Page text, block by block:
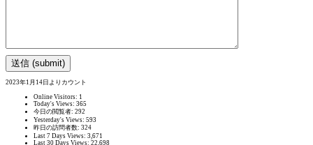
2023年1月14日よりカウント
Online Visitors: 1
Today's Views: 365
今日の閲覧者: 292
Yesterday's Views: 593
昨日の訪問者数: 324
Last 7 Days Views: 3,671
Last 30 Days Views: 22,698